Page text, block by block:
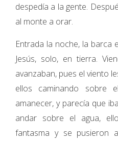
despedía a la gente.
al monte a orar.
Entrada la noche, la barca
Jesús, solo, en tierra.
avanzaban, pues el viento
ellos caminando sobre
amanecer, y parecía que
andar sobre el agua,
fantasma y se pusieron